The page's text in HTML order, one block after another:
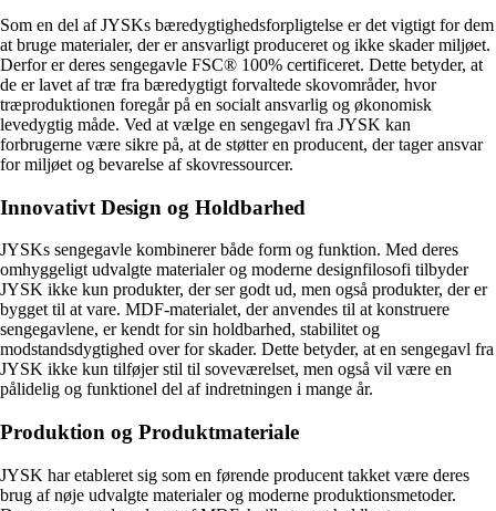
Som en del af JYSKs bæredygtighedsforpligtelse er det vigtigt for dem
at bruge materialer, der er ansvarligt produceret og ikke skader miljøet.
Derfor er deres sengegavle FSC® 100% certificeret. Dette betyder, at
de er lavet af træ fra bæredygtigt forvaltede skovområder, hvor
træproduktionen foregår på en socialt ansvarlig og økonomisk
levedygtig måde. Ved at vælge en sengegavl fra JYSK kan
forbrugerne være sikre på, at de støtter en producent, der tager ansvar
for miljøet og bevarelse af skovressourcer.
Innovativt Design og Holdbarhed
JYSKs sengegavle kombinerer både form og funktion. Med deres
omhyggeligt udvalgte materialer og moderne designfilosofi tilbyder
JYSK ikke kun produkter, der ser godt ud, men også produkter, der er
bygget til at vare. MDF-materialet, der anvendes til at konstruere
sengegavlene, er kendt for sin holdbarhed, stabilitet og
modstandsdygtighed over for skader. Dette betyder, at en sengegavl fra
JYSK ikke kun tilføjer stil til soveværelset, men også vil være en
pålidelig og funktionel del af indretningen i mange år.
Produktion og Produktmateriale
JYSK har etableret sig som en førende producent takket være deres
brug af nøje udvalgte materialer og moderne produktionsmetoder.